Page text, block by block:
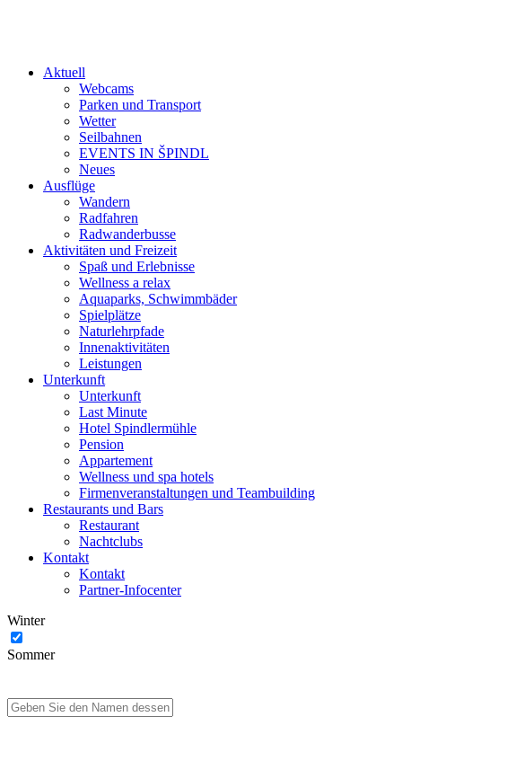
Aktuell
Webcams
Parken und Transport
Wetter
Seilbahnen
EVENTS IN ŠPINDL
Neues
Ausflüge
Wandern
Radfahren
Radwanderbusse
Aktivitäten und Freizeit
Spaß und Erlebnisse
Wellness a relax
Aquaparks, Schwimmbäder
Spielplätze
Naturlehrpfade
Innenaktivitäten
Leistungen
Unterkunft
Unterkunft
Last Minute
Hotel Spindlermühle
Pension
Appartement
Wellness und spa hotels
Firmenveranstaltungen und Teambuilding
Restaurants und Bars
Restaurant
Nachtclubs
Kontakt
Kontakt
Partner-Infocenter
Winter
Sommer